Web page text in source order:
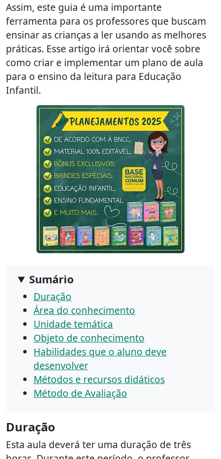
Assim, este guia é uma importante
ferramenta para os professores que buscam
ensinar as crianças a ler usando as melhores
práticas. Esse artigo irá orientar você sobre
como criar e implementar um plano de aula
para o ensino da leitura para Educação
Infantil.
Sumário
Duração
Área do conhecimento
Unidade temática
Objeto de conhecimento
Habilidades que o aluno deve
desenvolver
Métodos e recursos didáticos
Método de Avaliação
Duração
Esta aula deverá ter uma duração de três